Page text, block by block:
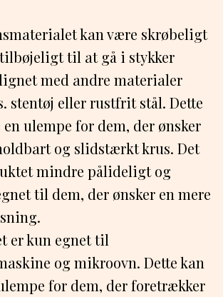
kan være skrøbeligt
til at gå i stykker
med andre materialer
stentøj eller rustfrit stål. Dette
ulempe for dem, der ønsker
og slidstærkt krus. Det
mindre pålideligt og
til dem, der ønsker en mere
er kun egnet til
og mikroovn. Dette kan
for dem, der foretrækker